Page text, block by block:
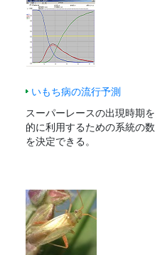
いもち病の流行予測
スーパーレースの出現時期
的に利用するための系統の
を決定できる。